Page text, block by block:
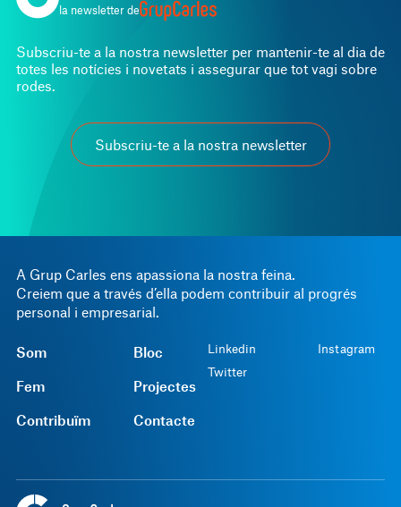
A Grup Carles ens apassiona la nostra feina.
Creiem que a través d’ella podem contribuir al progrés
personal i empresarial.
Som
Fem
Contribuïm
Bloc
Projectes
Contacte
Linkedin
Twitter
Instagram
la newsletter de
Subscriu-te a la nostra newsletter per mantenir-te al dia de
totes les notícies i novetats i assegurar que tot vagi sobre
rodes.
Subscriu-te a la nostra newsletter